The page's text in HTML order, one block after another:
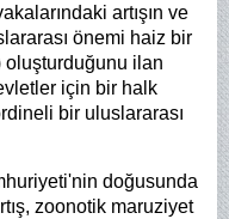
artışın ve
önemi haiz bir
oluşturduğunu ilan
için bir halk
bir uluslararası
doğusunda
zoonotik maruziyet